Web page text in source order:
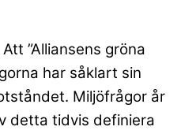
”Alliansens gröna
har såklart sin
Miljöfrågor år
detta tidvis definiera